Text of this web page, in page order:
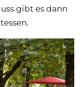
gibt es dann